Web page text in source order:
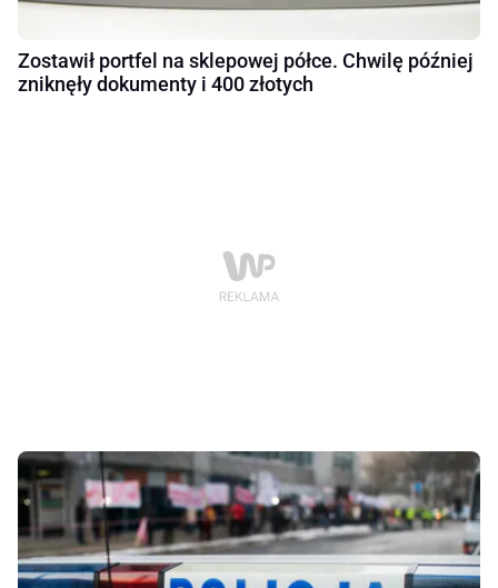
Zostawił portfel na sklepowej półce. Chwilę później
zniknęły dokumenty i 400 złotych